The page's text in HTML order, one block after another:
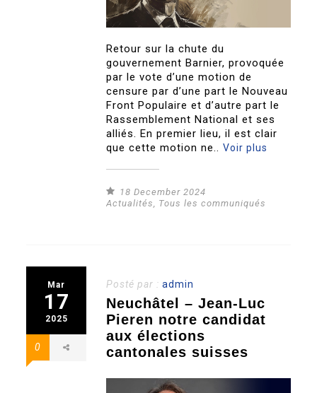
Retour sur la chute du
gouvernement Barnier, provoquée
par le vote d’une motion de
censure par d’une part le Nouveau
Front Populaire et d’autre part le
Rassemblement National et ses
alliés. En premier lieu, il est clair
que cette motion ne..Voir plus
18 December 2024
Actualités, Tous les communiqués
Mar
17
2025
0
Posté par :admin
Neuchâtel – Jean-Luc
Pieren notre candidat
aux élections
cantonales suisses